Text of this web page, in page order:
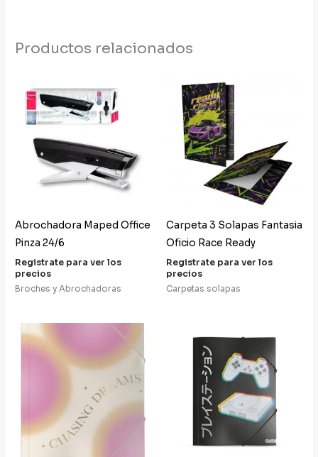
Productos relacionados
Abrochadora Maped Office
Pinza 24/6
Registrate para ver los
precios
Broches y Abrochadoras
Carpeta 3 Solapas Fantasia
Oficio Race Ready
Registrate para ver los
precios
Carpetas solapas